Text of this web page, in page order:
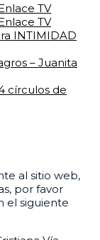
TV
TV
INTIMIDAD
– Juanita
círculos de
al sitio web,
por favor
el siguiente